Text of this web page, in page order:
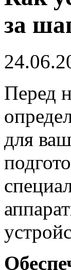
за
Перед
для